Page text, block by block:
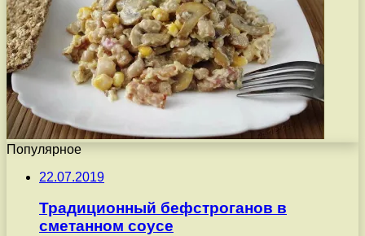
Популярное
22.07.2019
Традиционный бефстроганов в
сметанном соусе